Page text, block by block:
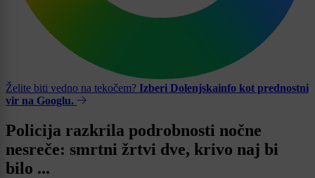
Želite biti vedno na tekočem? Izberi Dolenjskainfo kot prednostni
vir na Googlu.
Policija razkrila podrobnosti nočne
nesreče: smrtni žrtvi dve, krivo naj bi
bilo ...